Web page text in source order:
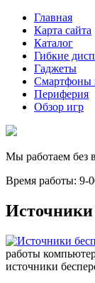
Главная
Карта сайта
Каталог
Гибкие
Гаджеты
Смартфоны
Периферия
Обзор игр
Мы работаем без
Время работы: 9-
Источники
работы
источники